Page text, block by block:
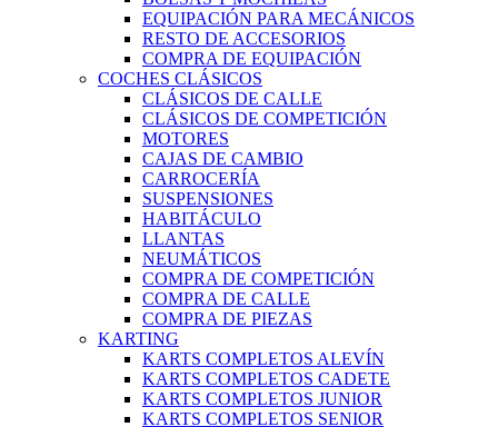
EQUIPACIÓN PARA MECÁNICOS
RESTO DE ACCESORIOS
COMPRA DE EQUIPACIÓN
COCHES CLÁSICOS
CLÁSICOS DE CALLE
CLÁSICOS DE COMPETICIÓN
MOTORES
CAJAS DE CAMBIO
CARROCERÍA
SUSPENSIONES
HABITÁCULO
LLANTAS
NEUMÁTICOS
COMPRA DE COMPETICIÓN
COMPRA DE CALLE
COMPRA DE PIEZAS
KARTING
KARTS COMPLETOS ALEVÍN
KARTS COMPLETOS CADETE
KARTS COMPLETOS JUNIOR
KARTS COMPLETOS SENIOR